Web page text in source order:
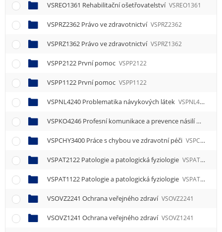
VSREO1361 Rehabilitační ošetřovatelství VSREO1361
VSPRZ2362 Právo ve zdravotnictví VSPRZ2362
VSPRZ1362 Právo ve zdravotnictví VSPRZ1362
VSPP2122 První pomoc VSPP2122
VSPP1122 První pomoc VSPP1122
VSPNL4240 Problematika návykových látek VSPNL4240
VSPKO4246 Profesní komunikace a prevence násilí
VSPCHY3400 Práce s chybou ve zdravotní péči VSPCHY3400
VSPAT2122 Patologie a patologická fyziologie VSPAT2122
VSPAT1122 Patologie a patologická fyziologie VSPAT1122
VSOVZ2241 Ochrana veřejného zdraví VSOVZ2241
VSOVZ1241 Ochrana veřejného zdraví VSOVZ1241